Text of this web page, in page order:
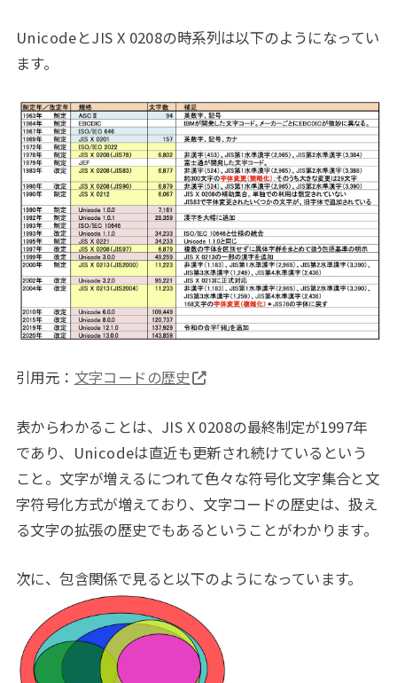
UnicodeとJIS X 0208の時系列は以下のようになってい
ます。
引用元： 文字コードの歴史
表からわかることは、JIS X 0208の最終制定が1997年
であり、Unicodeは直近も更新され続けているという
こと。文字が増えるにつれて色々な符号化文字集合と文
字符号化方式が増えており、文字コードの歴史は、扱え
る文字の拡張の歴史でもあるということがわかります。
次に、包含関係で見ると以下のようになっています。